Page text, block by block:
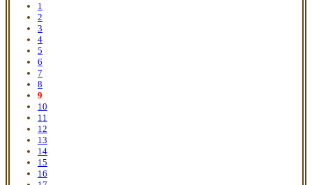
1
2
3
4
5
6
7
8
9
10
11
12
13
14
15
16